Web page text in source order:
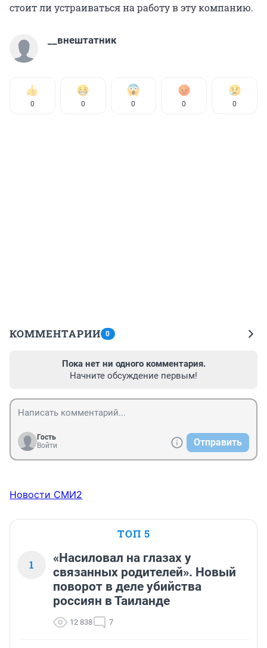
стоит ли устраиваться на работу в эту компанию.
__внештатник
0 0 0 0 0
КОММЕНТАРИИ 0
Пока нет ни одного комментария.
Начните обсуждение первым!
Гость
Войти
Отправить
Новости СМИ2
ТОП 5
1
«Насиловал на глазах у
связанных родителей». Новый
поворот в деле убийства
россиян в Таиланде
12 838 7